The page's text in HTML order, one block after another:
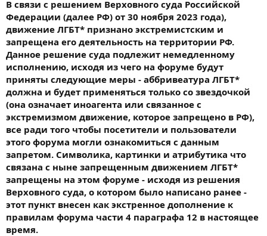
В связи с решением Верховного суда Российской
Федерации (далее РФ) от 30 ноября 2023 года),
движение ЛГБТ* признано экстремистским и
запрещена его деятельность на территории РФ.
Данное решение суда подлежит немедленному
исполнению, исходя из чего на форуме будут
приняты следующие меры - аббривеатура ЛГБТ*
должна и будет применяться только со звездочкой
(она означает иноагента или связанное с
экстремизмом движение, которое запрещено в РФ),
все ради того чтобы посетители и пользователи
этого форума могли ознакомиться с данным
запретом. Символика, картинки и атрибутика что
связана с ныне запрещенным движением ЛГБТ*
запрещены на этом форуме - исходя из решения
Верховного суда, о котором было написано ранее -
этот пункт внесен как экстренное дополнение к
правилам форума части 4 параграфа 12 в настоящее
время.